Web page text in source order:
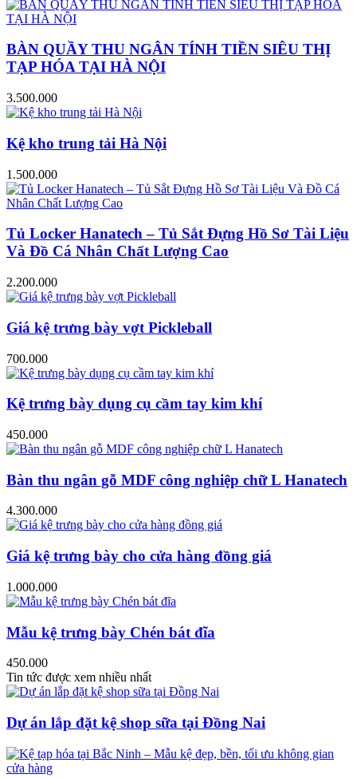
BÀN QUẦY THU NGÂN TÍNH TIỀN SIÊU THỊ
TẠP HÓA TẠI HÀ NỘI
3.500.000
Kệ kho trung tải Hà Nội
1.500.000
Tủ Locker Hanatech – Tủ Sắt Đựng Hồ Sơ Tài Liệu
Và Đồ Cá Nhân Chất Lượng Cao
2.200.000
Giá kệ trưng bày vợt Pickleball
700.000
Kệ trưng bày dụng cụ cầm tay kim khí
450.000
Bàn thu ngân gỗ MDF công nghiệp chữ L Hanatech
4.300.000
Giá kệ trưng bày cho cửa hàng đồng giá
1.000.000
Mẫu kệ trưng bày Chén bát đĩa
450.000
Tin tức được xem nhiều nhất
Dự án lắp đặt kệ shop sữa tại Đồng Nai